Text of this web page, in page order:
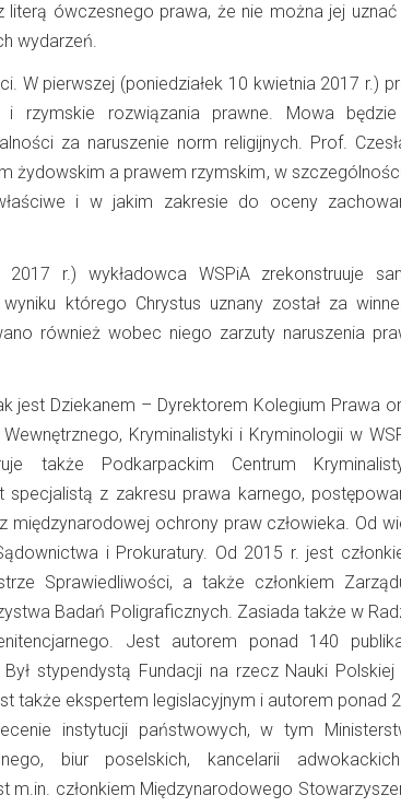
ówczesnego prawa, że nie można jej uznać
wydarzeń.
W pierwszej (poniedziałek 10 kwietnia 2017 r.)
i rzymskie rozwiązania prawne. Mowa
za naruszenie norm religijnych. Prof.
żydowskim a prawem rzymskim, w
i w jakim zakresie do oceny
r.) wykładowca WSPiA zrekonstruuje
którego Chrystus uznany został za
również wobec niego zarzuty naruszenia
jest Dziekanem – Dyrektorem Kolegium Prawa
Kryminalistyki i Kryminologii w
także Podkarpackim Centrum
z zakresu prawa karnego,
międzynarodowej ochrony praw człowieka. Od
i Prokuratury. Od 2015 r. jest
Sprawiedliwości, a także członkiem
Badań Poligraficznych. Zasiada także w
Jest autorem ponad 140
stypendystą Fundacji na rzecz Nauki Polskiej
także ekspertem legislacyjnym i autorem ponad
instytucji państwowych, w tym
biur poselskich, kancelarii
członkiem Międzynarodowego